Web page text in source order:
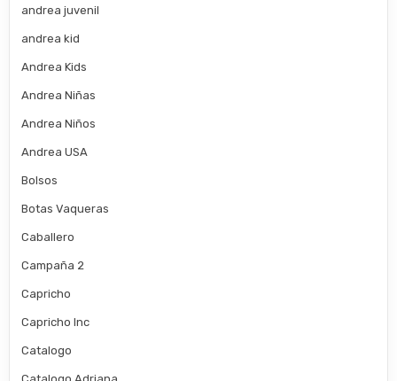
andrea juvenil
andrea kid
Andrea Kids
Andrea Niñas
Andrea Niños
Andrea USA
Bolsos
Botas Vaqueras
Caballero
Campaña 2
Capricho
Capricho Inc
Catalogo